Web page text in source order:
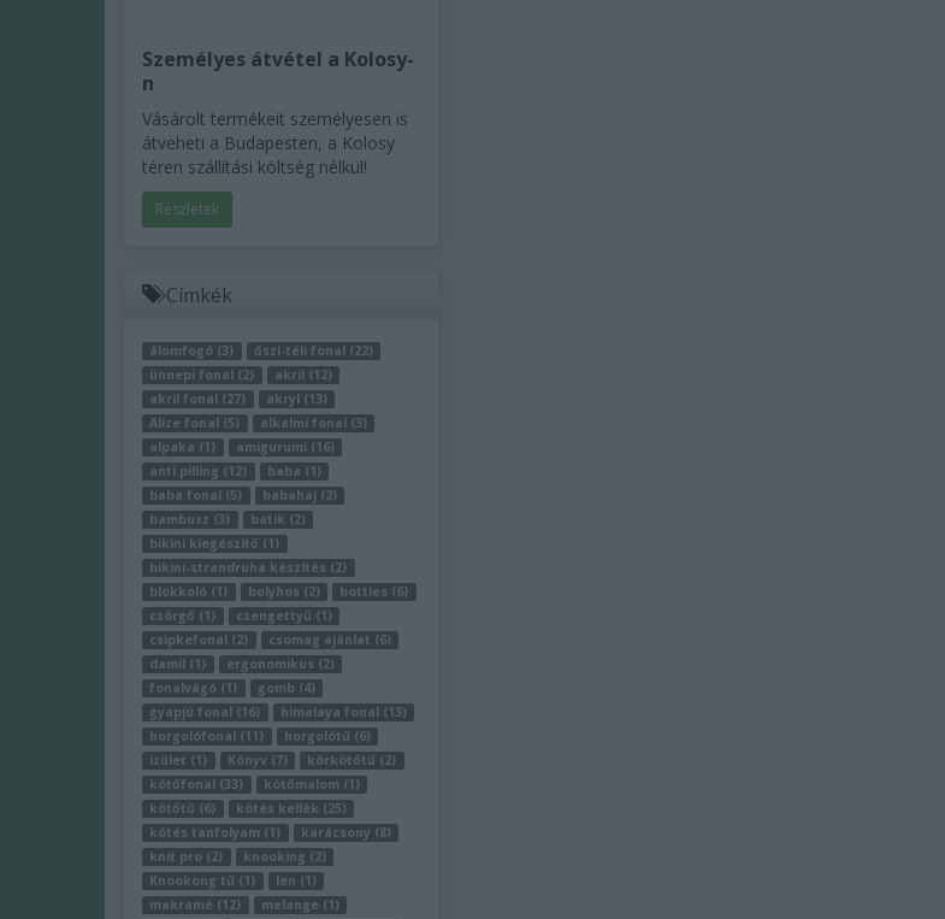
Személyes átvétel a Kolosy-
n
Vásárolt termékeit személyesen is
átveheti a Budapesten, a Kolosy
téren szállítási költség nélkül!
Részletek
Címkék
álomfogó (3)
őszi-téli fonal (22)
ünnepi fonal (2)
akril (12)
akril fonal (27)
akryl (13)
Alize fonal (5)
alkalmi fonal (3)
alpaka (1)
amigurumi (16)
anti pilling (12)
baba (1)
baba fonal (5)
babahaj (2)
bambusz (3)
batik (2)
bikini kiegészítő (1)
bikini-strandruha készítés (2)
blokkoló (1)
bolyhos (2)
botties (6)
csörgő (1)
csengettyű (1)
csipkefonal (2)
csomag ajánlat (6)
damil (1)
ergonomikus (2)
fonalvágó (1)
gomb (4)
gyapjú fonal (16)
himalaya fonal (13)
horgolófonal (11)
horgolótű (6)
izület (1)
Könyv (7)
körkötőtű (2)
kötőfonal (33)
kötőmalom (1)
kötőtű (6)
kötés kellék (25)
kötés tanfolyam (1)
karácsony (8)
knit pro (2)
knooking (2)
Knookong tű (1)
len (1)
makramé (12)
melange (1)